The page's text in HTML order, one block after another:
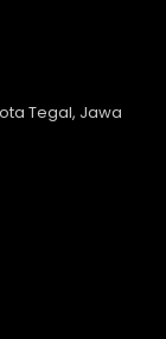
Tegal, Jawa